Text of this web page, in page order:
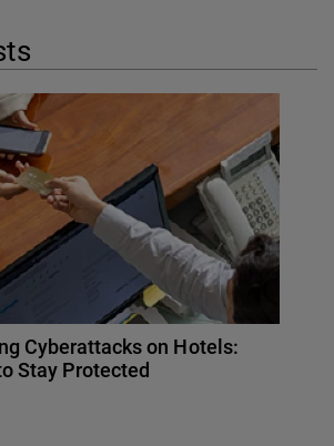
Cyberattacks on Hotels:
Stay Protected